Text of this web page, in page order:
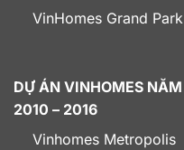
VinHomes Grand Park
DỰ ÁN VINHOMES NĂM
2010 – 2016
Vinhomes Metropolis